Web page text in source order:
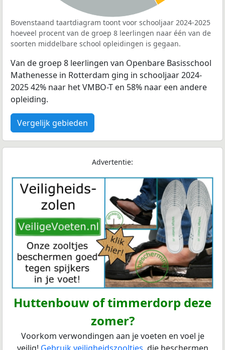
Bovenstaand taartdiagram toont voor schooljaar 2024-2025
hoeveel procent van de groep 8 leerlingen naar één van de
soorten middelbare school opleidingen is gegaan.
Van de groep 8 leerlingen van Openbare Basisschool
Mathenesse in Rotterdam ging in schooljaar 2024-
2025 42% naar het VMBO-T en 58% naar een andere
opleiding.
Vergelijk gebieden
Advertentie:
Huttenbouw of timmerdorp deze
zomer?
Voorkom verwondingen aan je voeten en voel je